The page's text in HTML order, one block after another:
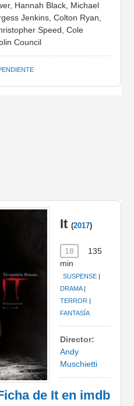
Hannah Black, Michael
Jenkins, Colton Ryan,
Speed, Cole
Council
It(2017)
18
135
min
SUSPENSE |
DRAMA|
TERROR |
FANTASÍA
Director:
Andy
Muschietti